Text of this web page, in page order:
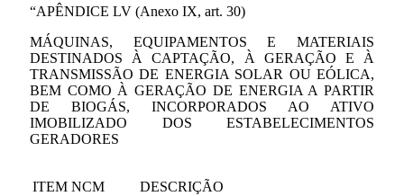
“APÊNDICE LV (Anexo IX, art. 30)
MÁQUINAS, EQUIPAMENTOS E MATERIAIS
DESTINADOS À CAPTAÇÃO, À GERAÇÃO E À
TRANSMISSÃO DE ENERGIA SOLAR OU EÓLICA,
BEM COMO À GERAÇÃO DE ENERGIA A PARTIR
DE BIOGÁS, INCORPORADOS AO ATIVO
IMOBILIZADO DOS ESTABELECIMENTOS
GERADORES
ITEM NCM DESCRIÇÃO